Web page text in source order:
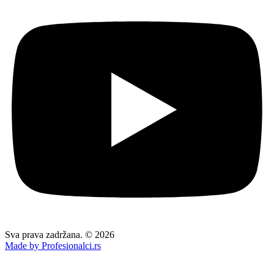
Sva prava zadržana. © 2026
Made by Profesionalci.rs